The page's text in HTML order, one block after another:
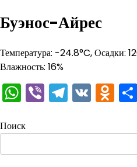
Буэнос-Айрес
Температура: -24.8°C, Осадки:
Влажность: 16%
WhatsApp
ViberVK
Поиск